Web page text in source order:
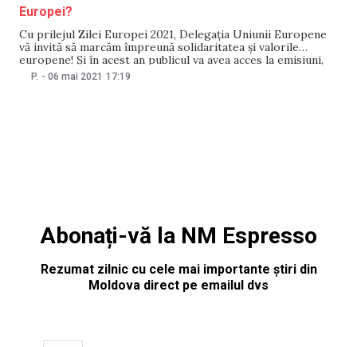
Europei?
Cu prilejul Zilei Europei 2021, Delegația Uniunii Europene
vă invită să marcăm împreună solidaritatea și valorile
europene! Și în acest an publicul va avea acces la emisiuni,
activități și informații utile prin intermediul platformelor
P. - 06 mai 2021 17:19
Abonați-vă la NM Espresso
Rezumat zilnic cu cele mai importante știri din
Moldova direct pe emailul dvs